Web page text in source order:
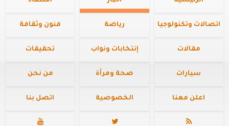
اتصالات وتكنولوجيا رياضة فنون وثقافة
مقالات إنتخابات ونواب تحقيقات
سيارات صحة ومرأة من نحن
اعلن معنا الخصوصية اتصل بنا


